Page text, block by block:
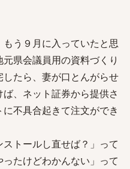
う９月に入っていたと思
県会議員用の資料づくり
たら、妻が口とんがらせ
、ネット証券から提供さ
不具合起きて注文ができ
トールし直せば？」って
たけどわかんない」って